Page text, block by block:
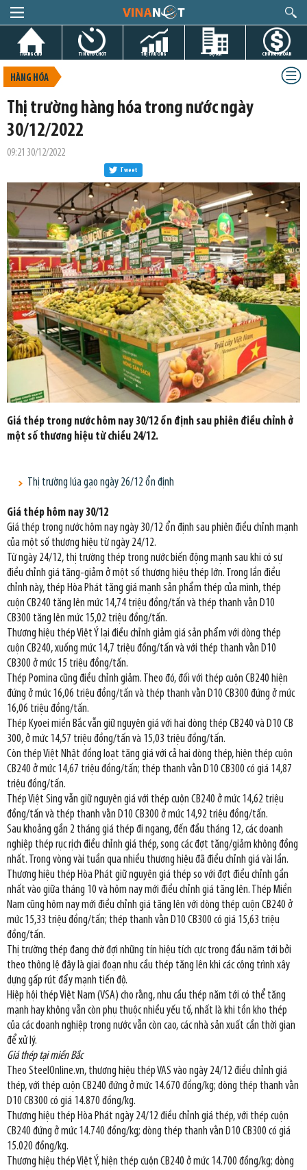
TRANG CHỦ TIN GIỜ CHÓT THỊ TRƯỜNG DỰ ÁN CHỨNG KHOÁN
HÀNG HÓA
Thị trường hàng hóa trong nước ngày
30/12/2022
09:21 30/12/2022
Tweet
Giá thép trong nước hôm nay 30/12 ổn định sau phiên điều chỉnh ở
một số thương hiệu từ chiều 24/12.
Thị trường lúa gạo ngày 26/12 ổn định
Giá thép hôm nay 30/12
Giá thép trong nước hôm nay ngày 30/12 ổn định sau phiên điều chỉnh mạnh
của một số thương hiệu từ ngày 24/12.
Từ ngày 24/12, thị trường thép trong nước biến động mạnh sau khi có sự
điều chỉnh giá tăng-giảm ở một số thương hiệu thép lớn. Trong lần điều
chỉnh này, thép Hòa Phát tăng giá mạnh sản phẩm thép của mình, thép
cuộn CB240 tăng lên mức 14,74 triệu đồng/tấn và thép thanh vằn D10
CB300 tăng lên mức 15,02 triệu đồng/tấn.
Thương hiệu thép Việt Ý lại điều chỉnh giảm giá sản phẩm với dòng thép
cuộn CB240, xuống mức 14,7 triệu đồng/tấn và với thép thanh vằn D10
CB300 ở mức 15 triệu đồng/tấn.
Thép Pomina cũng điều chỉnh giảm. Theo đó, đối với thép cuộn CB240 hiện
đứng ở mức 16,06 triệu đồng/tấn và thép thanh vằn D10 CB300 đứng ở mức
16,06 triệu đồng/tấn.
Thép Kyoei miền Bắc vẫn giữ nguyên giá với hai dòng thép CB240 và D10 CB
300, ở mức 14,57 triệu đồng/tấn và 15,03 triệu đồng/tấn.
Còn thép Việt Nhật đồng loạt tăng giá với cả hai dòng thép, hiện thép cuộn
CB240 ở mức 14,67 triệu đồng/tấn; thép thanh vằn D10 CB300 có giá 14,87
triệu đồng/tấn.
Thép Việt Sing vẫn giữ nguyên giá với thép cuộn CB240 ở mức 14,62 triệu
đồng/tấn và thép thanh vằn D10 CB300 ở mức 14,92 triệu đồng/tấn.
Sau khoảng gần 2 tháng giá thép đi ngang, đến đầu tháng 12, các doanh
nghiệp thép rục rịch điều chỉnh giá thép, song các đợt tăng/giảm không đồng
nhất. Trong vòng vài tuần qua nhiều thương hiệu đã điều chỉnh giá vài lần.
Thương hiệu thép Hòa Phát giữ nguyên giá thép so với đợt điều chỉnh gần
nhất vào giữa tháng 10 và hôm nay mới điều chỉnh giá tăng lên. Thép Miền
Nam cũng hôm nay mới điều chỉnh giá tăng lên với dòng thép cuộn CB240 ở
mức 15,33 triệu đồng/tấn; thép thanh vằn D10 CB300 có giá 15,63 triệu
đồng/tấn.
Thị trường thép đang chờ đợi những tín hiệu tích cực trong đầu năm tới bởi
theo thông lệ đây là giai đoạn nhu cầu thép tăng lên khi các công trình xây
dựng gấp rút đẩy mạnh tiến độ.
Hiệp hội thép Việt Nam (VSA) cho rằng, nhu cầu thép năm tới có thể tăng
mạnh hay không vẫn còn phụ thuộc nhiều yếu tố, nhất là khi tồn kho thép
của các doanh nghiệp trong nước vẫn còn cao, các nhà sản xuất cần thời gian
để xử lý.
Giá thép tại miền Bắc
Theo SteelOnline.vn, thương hiệu thép VAS vào ngày 24/12 điều chỉnh giá
thép, với thép cuộn CB240 đứng ở mức 14.670 đồng/kg; dòng thép thanh vằn
D10 CB300 có giá 14.870 đồng/kg.
Thương hiệu thép Hòa Phát ngày 24/12 điều chỉnh giá thép, với thép cuộn
CB240 đứng ở mức 14.740 đồng/kg; dòng thép thanh vằn D10 CB300 có giá
15.020 đồng/kg.
Thương hiệu thép Việt Ý, hiện thép cuộn CB240 ở mức 14.700 đồng/kg; dòng